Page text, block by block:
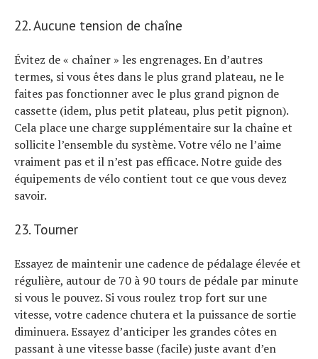
22. Aucune tension de chaîne
Évitez de « chaîner » les engrenages. En d’autres
termes, si vous êtes dans le plus grand plateau, ne le
faites pas fonctionner avec le plus grand pignon de
cassette (idem, plus petit plateau, plus petit pignon).
Cela place une charge supplémentaire sur la chaîne et
sollicite l’ensemble du système. Votre vélo ne l’aime
vraiment pas et il n’est pas efficace. Notre guide des
équipements de vélo contient tout ce que vous devez
savoir.
23. Tourner
Essayez de maintenir une cadence de pédalage élevée et
régulière, autour de 70 à 90 tours de pédale par minute
si vous le pouvez. Si vous roulez trop fort sur une
vitesse, votre cadence chutera et la puissance de sortie
diminuera. Essayez d’anticiper les grandes côtes en
passant à une vitesse basse (facile) juste avant d’en